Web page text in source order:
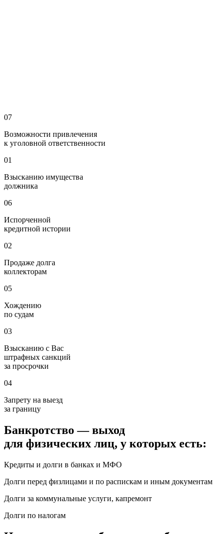
07
Возможности привлечения
к уголовной ответственности
01
Взысканию имущества
должника
06
Испорченной
кредитной истории
02
Продаже долга
коллекторам
05
Хождению
по судам
03
Взысканию с Вас
штрафных санкций
за просрочки
04
Запрету на выезд
за границу
Банкротство — выход
для физических лиц, у которых есть:
Кредиты и долги в банках и МФО
Долги перед физлицами и по распискам и иным документам
Долги за коммунальные услуги, капремонт
Долги по налогам